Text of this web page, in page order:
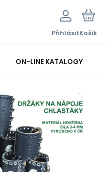
PřihlásitKošík
ON-LINE KATALOGY